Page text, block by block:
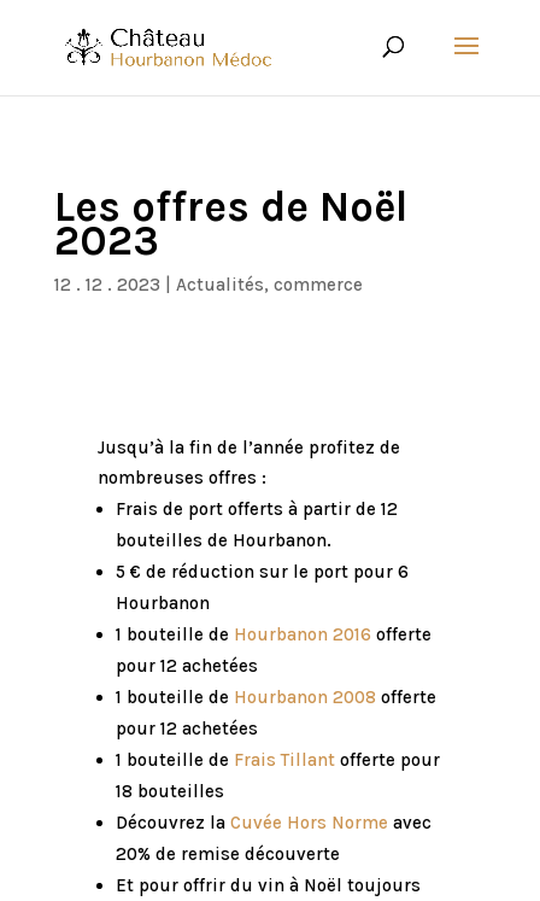
Les offres de Noël
2023
12 . 12 . 2023 Actualités, commerce
Jusqu’à la fin de l’année profitez de
nombreuses offres :
Frais de port offerts à partir de 12
bouteilles de Hourbanon.
5 € de réduction sur le port pour 6
Hourbanon
1 bouteille de Hourbanon 2016 offerte
pour 12 achetées
1 bouteille de Hourbanon 2008 offerte
pour 12 achetées
1 bouteille de Frais Tillantofferte pour
18 bouteilles
Découvrez la Cuvée Hors Norme avec
20% de remise découverte
Et pour offrir du vin à Noël toujours